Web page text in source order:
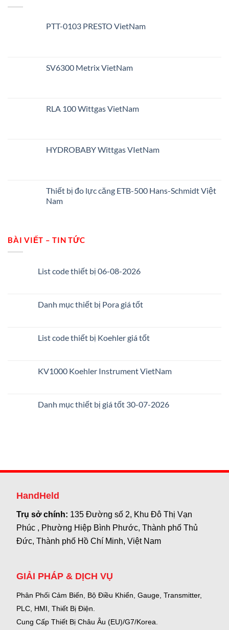
PTT-0103 PRESTO VietNam
SV6300 Metrix VietNam
RLA 100 Wittgas VietNam
HYDROBABY Wittgas VIetNam
Thiết bị đo lực căng ETB-500 Hans-Schmidt Việt
Nam
BÀI VIẾT – TIN TỨC
List code thiết bị 06-08-2026
Danh mục thiết bị Pora giá tốt
List code thiết bị Koehler giá tốt
KV1000 Koehler Instrument VietNam
Danh mục thiết bị giá tốt 30-07-2026
HandHeld
Trụ sở chính: 135 Đường số 2, Khu Đô Thị Vạn
Phúc , Phường Hiệp Bình Phước, Thành phố Thủ
Đức, Thành phố Hồ Chí Minh, Việt Nam
GIẢI PHÁP & DỊCH VỤ
Phân Phối Cảm Biến, Bộ Điều Khiển, Gauge, Transmitter,
PLC, HMI, Thiết Bị Điện.
Cung Cấp Thiết Bị Châu Âu (EU)/G7/Korea.